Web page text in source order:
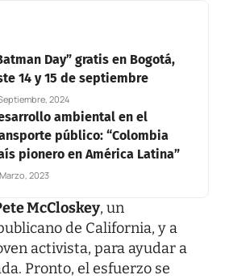
Day” gratis en Bogotá,
14 y 15 de septiembre
2024
ambiental en el
público: “Colombia
pionero en América Latina”
2023
McCloskey, un
de California, y a
activista, para ayudar a
Pronto, el esfuerzo se